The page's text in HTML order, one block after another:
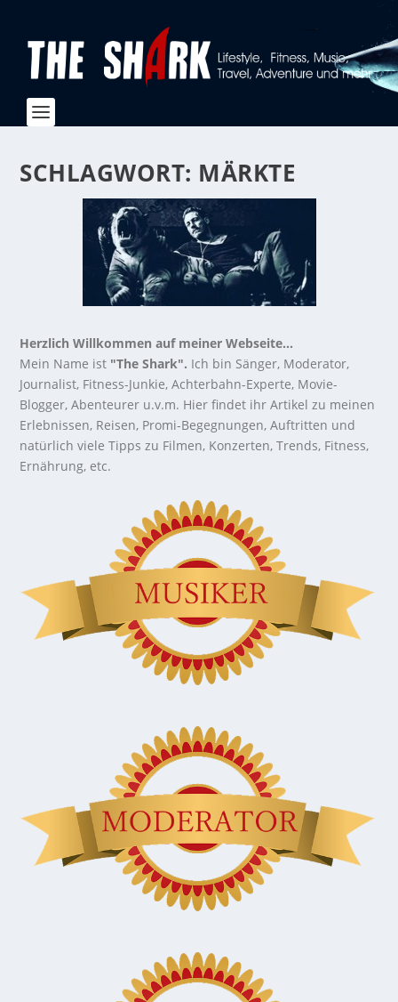
SCHLAGWORT: MÄRKTE
Herzlich Willkommen auf meiner Webseite...
Mein Name ist "The Shark". Ich bin Sänger, Moderator,
Journalist, Fitness-Junkie, Achterbahn-Experte, Movie-
Blogger, Abenteurer u.v.m. Hier findet ihr Artikel zu meinen
Erlebnissen, Reisen, Promi-Begegnungen, Auftritten und
natürlich viele Tipps zu Filmen, Konzerten, Trends, Fitness,
Ernährung, etc.